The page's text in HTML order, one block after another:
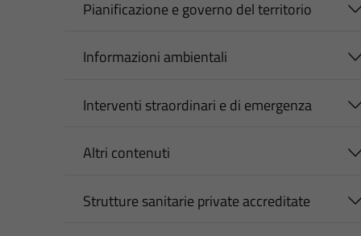
Pianificazione e governo del territorio
Informazioni ambientali
Interventi straordinari e di emergenza
Altri contenuti
Strutture sanitarie private accreditate